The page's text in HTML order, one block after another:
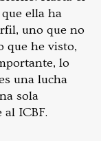
ella ha
uno que no
que he visto,
lo
una lucha
sola
ICBF.